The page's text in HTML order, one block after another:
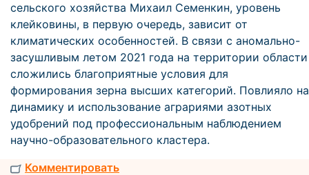
сельского хозяйства Михаил Семенкин, уровень
клейковины, в первую очередь, зависит от
климатических особенностей. В связи с аномально-
засушливым летом 2021 года на территории области
сложились благоприятные условия для
формирования зерна высших категорий. Повлияло на
динамику и использование аграриями азотных
удобрений под профессиональным наблюдением
научно-образовательного кластера.
Комментировать